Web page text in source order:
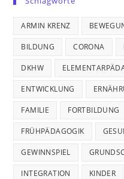
ARMIN KRENZ
BILDUNG CORONA
DKHW
ENTWICKLUNG
FAMILIE FORTBILDUNG
FRÜHPÄDAGOGIK
GEWINNSPIEL
INTEGRATION KINDER